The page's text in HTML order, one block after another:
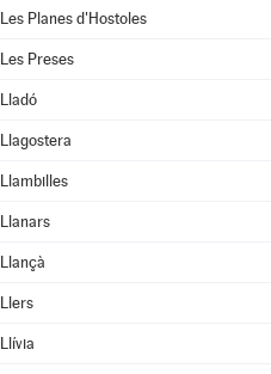
Les Planes d'Hostoles
Les Preses
Lladó
Llagostera
Llambilles
Llanars
Llançà
Llers
Llívia